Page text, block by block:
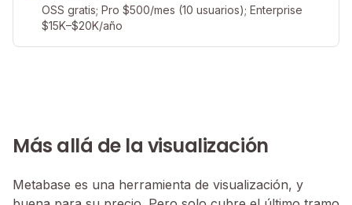
OSS gratis; Pro $500/mes (10 usuarios); Enterprise
$15K–$20K/año
Más allá de la visualización
Metabase es una herramienta de visualización, y